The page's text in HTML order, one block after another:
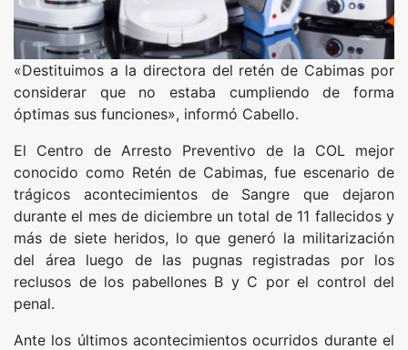
«Destituimos a la directora del retén de Cabimas por
considerar que no estaba cumpliendo de forma
óptimas sus funciones», informó Cabello.
El Centro de Arresto Preventivo de la COL mejor
conocido como Retén de Cabimas, fue escenario de
trágicos acontecimientos de Sangre que dejaron
durante el mes de diciembre un total de 11 fallecidos y
más de siete heridos, lo que generó la militarización
del área luego de las pugnas registradas por los
reclusos de los pabellones B y C por el control del
penal.
Ante los últimos acontecimientos ocurridos durante el